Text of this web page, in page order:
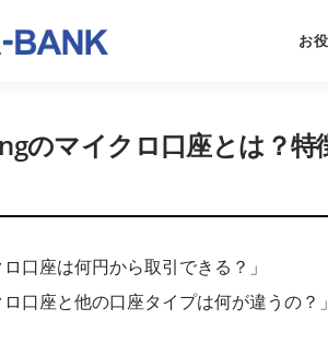
お
のマイクロ口座とは？
ロ口座は何円から取引できる？」
ロ口座と他の口座タイプは何が違うの？」